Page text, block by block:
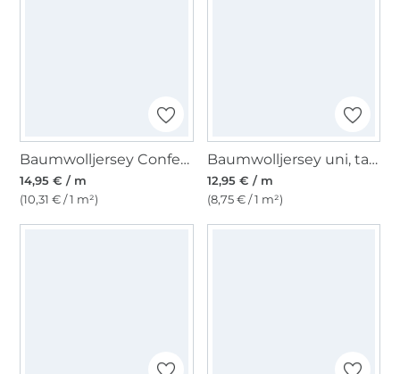
Baumwolljersey Confetti, blau
14,95 € / m
(10,31 € / 1 m²)
Baumwolljersey uni, taubenblau
12,95 € / m
(8,75 € / 1 m²)